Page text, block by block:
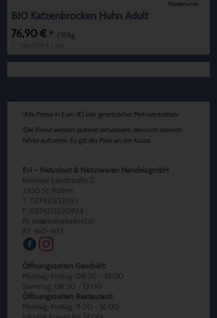
Niederlande
BIO Katzenbrocken Huhn Adult
76,90 € * / 10kg
* Alle Preise in Euro (€) inkl. gesetzlicher Mehrwertsteuer
* Die Preise werden laufend aktualisiert, dennoch können
Fehler auftreten. Es gilt der Preis an der Kassa.
Evi - Naturkost & Naturwaren HandelsgmbH
Kremser Landstraße 2
3100 St. Pölten
T: 02742/352092
F: 02742/3520924
M: evi@evinaturkost.at
AT-BIO-402
Öffnungszeiten Geschäft:
Montag-Freitag: 08:30 - 18:00
Samstag: 08:30 - 13:00
Öffnungszeiten Restaurant:
Montag-Freitag: 11:00 - 16:00